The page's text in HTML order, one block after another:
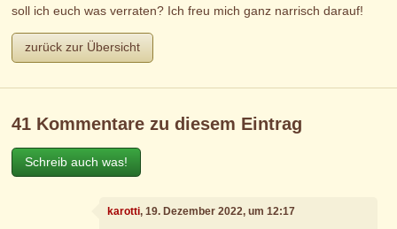
soll ich euch was verraten? Ich freu mich ganz narrisch darauf!
zurück zur Übersicht
41 Kommentare zu diesem Eintrag
Schreib auch was!
karotti, 19. Dezember 2022, um 12:17